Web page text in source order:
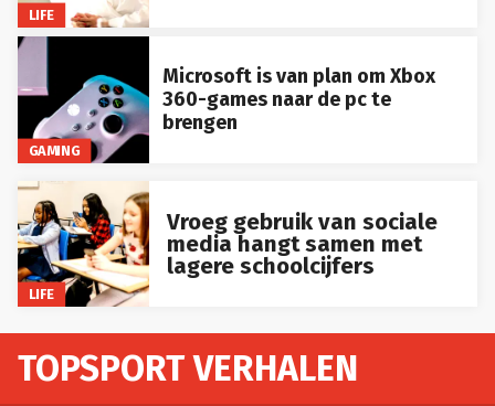
LIFE
GAMING
Microsoft is van plan om Xbox
360-games naar de pc te
brengen
LIFE
Vroeg gebruik van sociale
media hangt samen met
lagere schoolcijfers
TOPSPORT VERHALEN